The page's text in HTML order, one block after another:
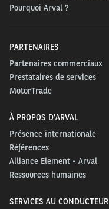
Pourquoi Arval ?
PARTENAIRES
Partenaires commerciaux
Prestataires de services
MotorTrade
À PROPOS D'ARVAL
Présence internationale
Références
Alliance Element - Arval
Ressources humaines
SERVICES AU CONDUCTEUR